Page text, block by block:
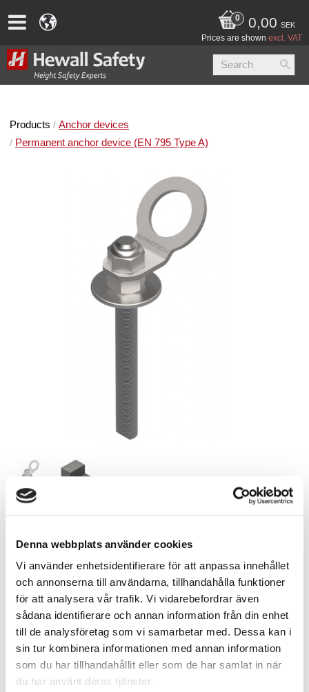
Denna webbplats använder cookies
Vi använder enhetsidentifierare för att anpassa innehållet
och annonserna till användarna, tillhandahålla funktioner
för att analysera vår trafik. Vi vidarebefordrar även
sådana identifierare och annan information från din enhet
till de analysföretag som vi samarbetar med. Dessa kan i
sin tur kombinera informationen med annan information
som du har tillhandahållit eller som de har samlat in när
du har använt deras tjänster.
0,00 SEK
Prices are shown excl. VAT
Products
Anchor devices
Permanent anchor device (EN 795 Type A)
829,00SEK
Quantity
BUY
Stock status
54 pc. in stock
Article SKU
EAP-SPAR-11-125